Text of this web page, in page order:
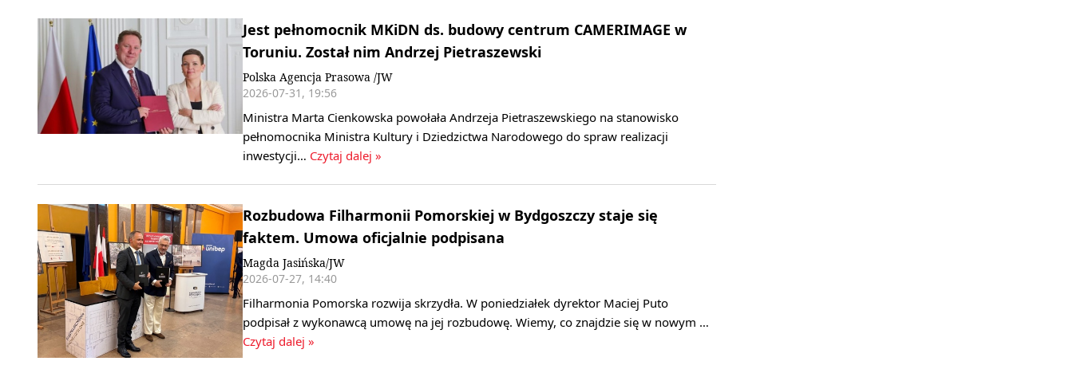
Jest pełnomocnik MKiDN ds. budowy centrum CAMERIMAGE w
Toruniu. Został nim Andrzej Pietraszewski
Polska Agencja Prasowa /JW
2026-07-31, 19:56
Ministra Marta Cienkowska powołała Andrzeja Pietraszewskiego na stanowisko
pełnomocnika Ministra Kultury i Dziedzictwa Narodowego do spraw realizacji
inwestycji… Czytaj dalej »
Rozbudowa Filharmonii Pomorskiej w Bydgoszczy staje się
faktem. Umowa oficjalnie podpisana
Magda Jasińska/JW
2026-07-27, 14:40
Filharmonia Pomorska rozwija skrzydła. W poniedziałek dyrektor Maciej Puto
podpisał z wykonawcą umowę na jej rozbudowę. Wiemy, co znajdzie się w nowym …
Czytaj dalej »